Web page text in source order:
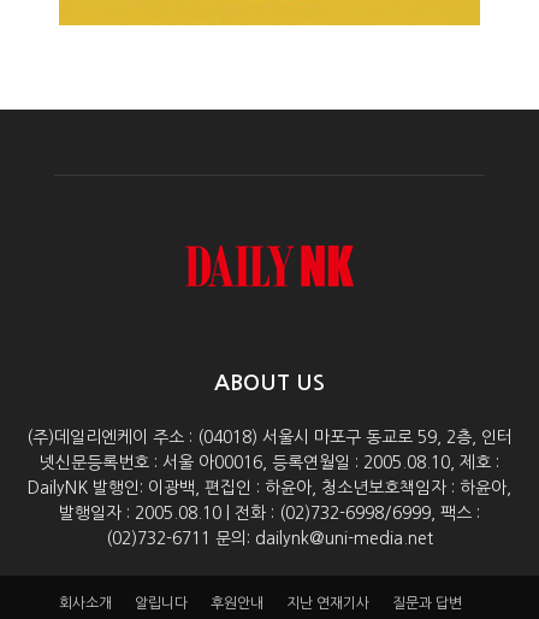
ABOUT US
(주)데일리엔케이 주소 : (04018) 서울시 마포구 동교로 59, 2층, 인터
넷신문등록번호 : 서울 아00016, 등록연월일 : 2005.08.10, 제호 :
DailyNK 발행인: 이광백, 편집인 : 하윤아, 청소년보호책임자 : 하윤아,
발행일자 : 2005.08.10 | 전화 : (02)732-6998/6999, 팩스 :
(02)732-6711 문의: dailynk@uni-media.net
회사소개 알립니다 후원안내 지난 연재기사 질문과 답변